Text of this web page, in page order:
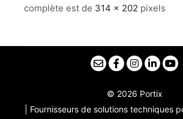
complète est de 314 × 202 pixels
© 2026 Portix
| Fournisseurs de solutions techniques